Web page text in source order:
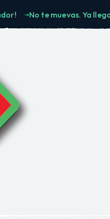
No te muevas. Ya llegamos!!